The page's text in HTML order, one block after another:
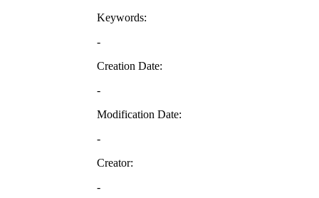
Keywords:
-
Creation Date:
-
Modification Date:
-
Creator:
-